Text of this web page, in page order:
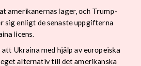
amerikanernas lager, och Trump-
sig enligt de senaste uppgifterna
licens.
Ukraina med hjälp av europeiska
alternativ till det amerikanska